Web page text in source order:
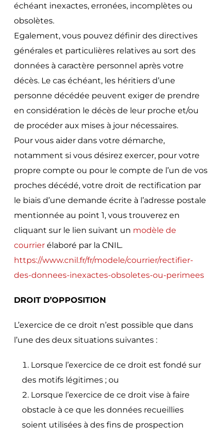
échéant inexactes, erronées, incomplètes ou
obsolètes.
Egalement, vous pouvez définir des directives
générales et particulières relatives au sort des
données à caractère personnel après votre
décès. Le cas échéant, les héritiers d’une
personne décédée peuvent exiger de prendre
en considération le décès de leur proche et/ou
de procéder aux mises à jour nécessaires.
Pour vous aider dans votre démarche,
notamment si vous désirez exercer, pour votre
propre compte ou pour le compte de l’un de vos
proches décédé, votre droit de rectification par
le biais d’une demande écrite à l’adresse postale
mentionnée au point 1, vous trouverez en
cliquant sur le lien suivant un modèle de
courrierélaboré par la CNIL.
https://www.cnil.fr/fr/modele/courrier/rectifier-
des-donnees-inexactes-obsoletes-ou-perimees
DROIT D’OPPOSITION
L’exercice de ce droit n’est possible que dans
l’une des deux situations suivantes :
Lorsque l’exercice de ce droit est fondé sur
des motifs légitimes ; ou
Lorsque l’exercice de ce droit vise à faire
obstacle à ce que les données recueillies
soient utilisées à des fins de prospection